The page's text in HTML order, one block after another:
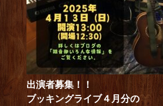
出演者募集！！
ブッキングライブ４月分の